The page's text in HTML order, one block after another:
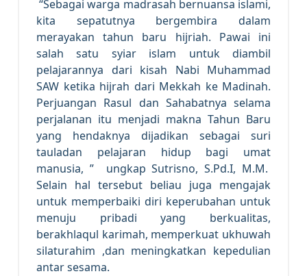
“Sebagai warga madrasah bernuansa islami,
kita sepatutnya bergembira dalam
merayakan tahun baru hijriah. Pawai ini
salah satu syiar islam untuk diambil
pelajarannya dari kisah Nabi Muhammad
SAW ketika hijrah dari Mekkah ke Madinah.
Perjuangan Rasul dan Sahabatnya selama
perjalanan itu menjadi makna Tahun Baru
yang hendaknya dijadikan sebagai suri
tauladan pelajaran hidup bagi umat
manusia, ” ungkap Sutrisno, S.Pd.I, M.M.
Selain hal tersebut beliau juga mengajak
untuk memperbaiki diri keperubahan untuk
menuju pribadi yang berkualitas,
berakhlaqul karimah, memperkuat ukhuwah
silaturahim ,dan meningkatkan kepedulian
antar sesama.